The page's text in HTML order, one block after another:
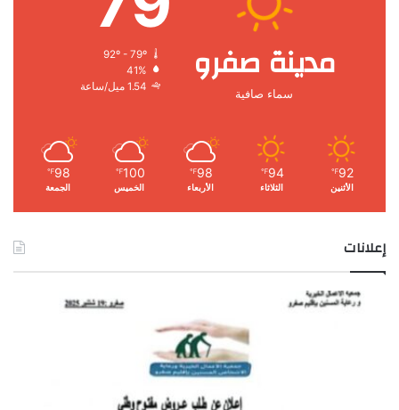
مدينة صفرو
سماء صافية
92º - 79º
41%
1.54 ميل/ساعة
92
℉
الأثنين
94
℉
الثلاثاء
98
℉
الأربعاء
100
℉
الخميس
98
℉
الجمعة
إعلانات